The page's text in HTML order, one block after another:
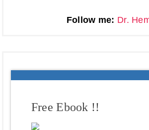
Follow me: Dr.
Free Ebook !!